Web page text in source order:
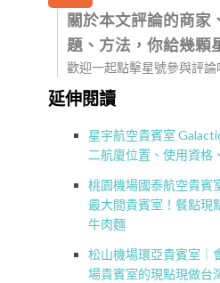
關於本文評論的商家
題、方法，你給幾顆
歡迎一起點擊星號參與評論
延伸閱讀
星宇航空貴賓室
二航廈位置、使用資格
桃園機場國泰航空貴賓
最大間貴賓室！餐點現
牛肉麵
松山機場環亞貴賓室｜
場貴賓室的現點現做台